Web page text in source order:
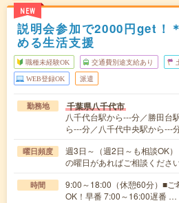
NEW
説明会参加で2000円get！
める生活支援
職種未経験OK 交通費別途支給あり
WEB登録OK 派遣
勤務地 千葉県八千代市
八千代台駅から---分／勝田台
ら---分／八千代中央駅から---
曜日頻度
週3日～（週2日～も相談OK
の曜日があればご相談くださ
時間
9:00～18:00（休憩60分）■ご
OK！早番 7:00～16:00遅番 …